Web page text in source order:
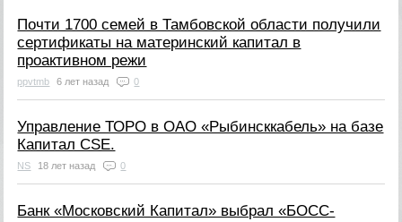
Почти 1700 семей в Тамбовской области получили
сертификаты на материнский капитал в
проактивном режи
ppvtmb 6 лет назад 0
Управление ТОРО в ОАО «Рыбинсккабель» на базе
Капитал CSE.
NS 18 лет назад 0
Банк «Московский Капитал» выбрал «БОСС-